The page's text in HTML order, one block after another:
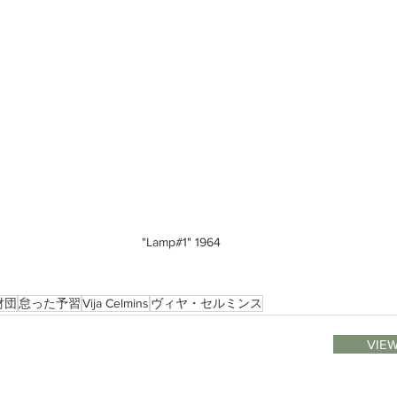
"Lamp#1" 1964
怠った予習Vija Celmins ヴィヤ・セルミンス